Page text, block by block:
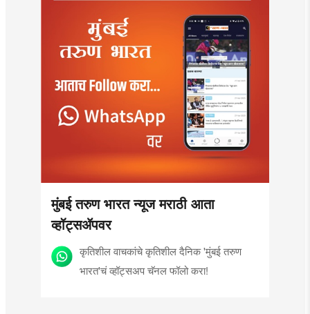
मुंबई तरुण भारत न्यूज मराठी आता
व्हॉट्सॲपवर
कृतिशील वाचकांचे कृतिशील दैनिक 'मुंबई तरुण
भारत'चं व्हॉट्सअप चॅनल फॉलो करा!